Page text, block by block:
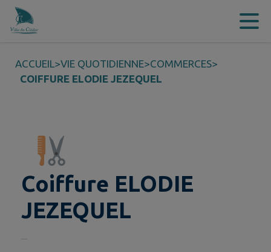
Contenu
ACCUEIL>VIE QUOTIDIENNE>COMMERCES>
COIFFURE ELODIE JEZEQUEL
Coiffure ELODIE
JEZEQUEL